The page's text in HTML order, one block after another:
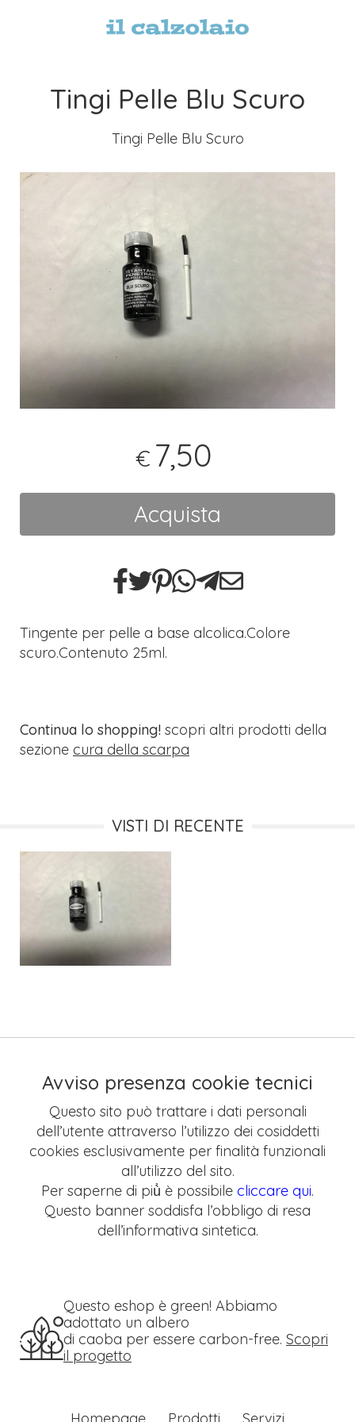
Tingi Pelle Blu Scuro
Tingi Pelle Blu Scuro
€ 7,50
Acquista
Tingente per pelle a base alcolica.Colore
scuro.Contenuto 25ml.
Continua lo shopping! scopri altri prodotti della
sezione cura della scarpa
VISTI DI RECENTE
Avviso presenza cookie tecnici
Questo sito può trattare i dati personali
dell’utente attraverso l’utilizzo dei cosiddetti
cookies esclusivamente per finalità funzionali
all’utilizzo del sito.
Per saperne di più̀ è possibile cliccare qui.
Questo banner soddisfa l’obbligo di resa
dell’informativa sintetica.
Questo eshop è green! Abbiamo
adottato un albero
di caoba per essere carbon-free. Scopri
il progetto
Homepage Prodotti Servizi